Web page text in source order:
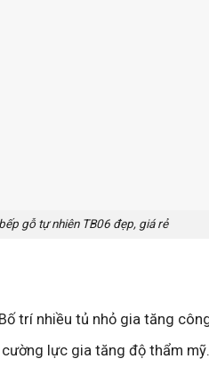
gỗ tự nhiên TB06 đẹp, giá rẻ
trí nhiều tủ nhỏ gia tăng
lực gia tăng độ thẩm mỹ.